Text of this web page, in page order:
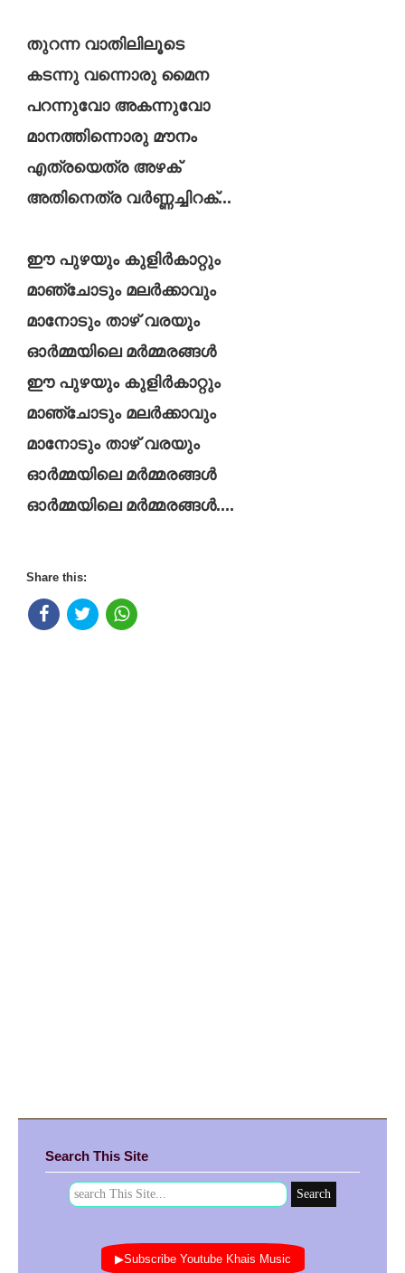
തുറന്ന വാതിലിലൂടെ
കടന്നു വന്നൊരു മൈന
പറന്നുവോ അകന്നുവോ
മാനത്തിന്നൊരു മൗനം
എത്രയെത്ര അഴക്
അതിനെത്ര വർണ്ണച്ചിറക്...
ഈ പുഴയും കുളിർകാറ്റും
മാഞ്ചോടും മലർക്കാവും
മാനോടും താഴ്‌ വരയും
ഓർമ്മയിലെ മർമ്മരങ്ങൾ
ഈ പുഴയും കുളിർകാറ്റും
മാഞ്ചോടും മലർക്കാവും
മാനോടും താഴ്‌ വരയും
ഓർമ്മയിലെ മർമ്മരങ്ങൾ
ഓർമ്മയിലെ മർമ്മരങ്ങൾ....
Share this:
Search This Site
▶Subscribe Youtube Khais Music